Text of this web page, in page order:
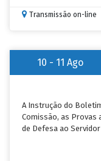
Transmissão on-line
10 - 11Ago
A Instrução do
Comissão, as Provas
de Defesa ao